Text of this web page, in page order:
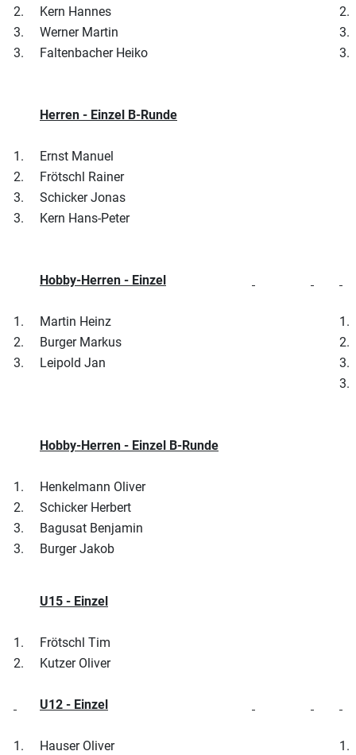
2.
Kern Hannes
2.
3.
Werner Martin
3.
3.
Faltenbacher Heiko 3.
Herren - Einzel B-Runde
1.
Ernst Manuel
2.
Frötschl Rainer
3.
Schicker Jonas
3.
Kern Hans-Peter
Hobby-Herren - Einzel
1. Martin Heinz
1.
2.
Burger Markus
2.
3.
Leipold Jan
3.
3.
Hobby-Herren - Einzel B-Runde
1.
Henkelmann Oliver
2.
Schicker Herbert
3.
Bagusat Benjamin
3.
Burger Jakob
U15 - Einzel
1.
Frötschl Tim
2.
Kutzer Oliver
U12 - Einzel
1. Hauser Oliver
1.